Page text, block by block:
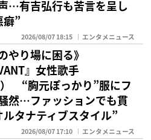
…有吉弘行も苦言を呈し
癖”
2026/08/07 18:15 エンタメニュース
やり場に困る》
』女性歌手
） “胸元ぽっかり”服にフ
然…ファッションでも貫
ルタナティブスタイル”
2026/08/07 17:10 エンタメニュース